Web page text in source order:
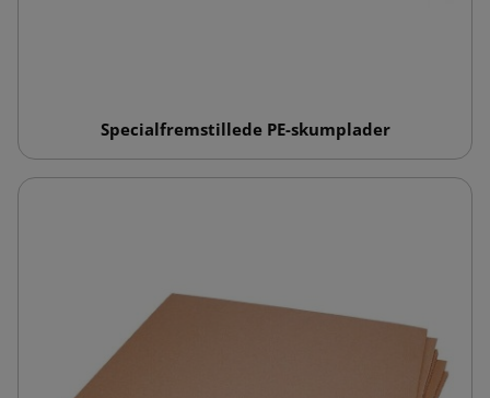
Specialfremstillede PE-skumplader